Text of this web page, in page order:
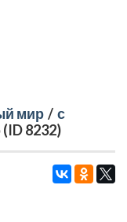
мир / с
8232)